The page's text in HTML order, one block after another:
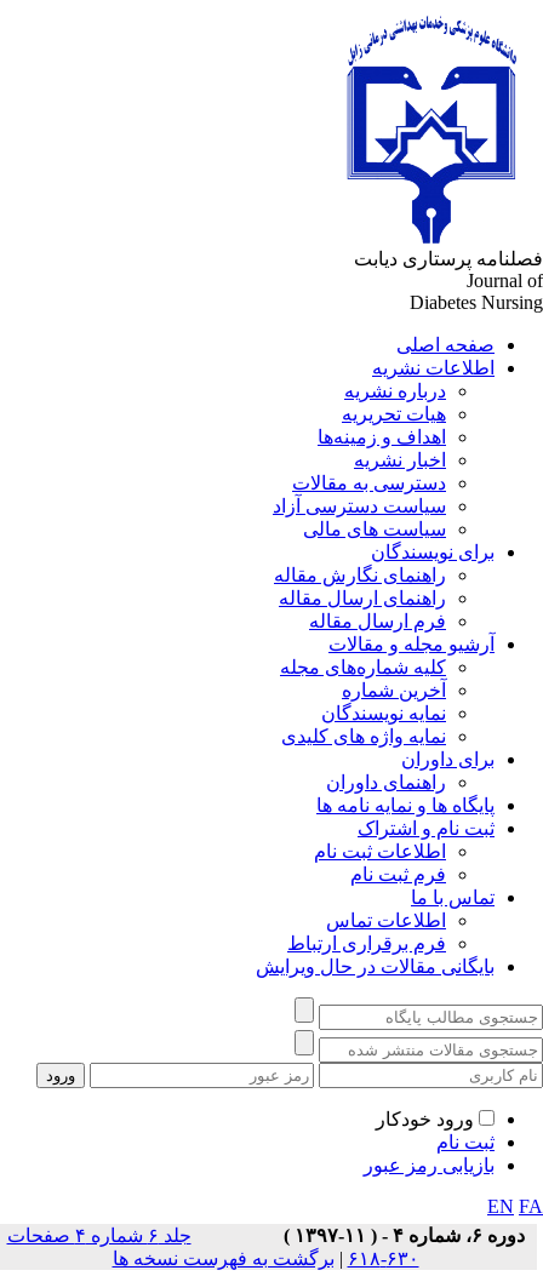
پرستاری دیابت
Journal
Diabetes
صفحه اصلی
اطلاعات نشریه
درباره نشریه
هیات تحریریه
اهداف و زمینه‌ها
اخبار نشریه
دسترسی به مقالات
سیاست دسترسی آزاد
سیاست های مالی
برای نویسندگان
راهنمای نگارش مقاله
راهنمای ارسال مقاله
فرم ارسال مقاله
آرشیو مجله و مقالات
کلیه شماره‌های مجله
آخرین شماره
نمایه نویسندگان
نمایه واژه های کلیدی
برای داوران
راهنمای داوران
پایگاه ها و نمایه نامه ها
ثبت نام و اشتراک
اطلاعات ثبت نام
فرم ثبت نام
تماس با ما
اطلاعات تماس
فرم برقراری ارتباط
بایگانی مقالات در حال ویرایش
ورود خودکار
ثبت نام
بازیابی رمز عبور
EN
دوره ۶، شماره ۴ - ( ۱۱-۱۳۹۷ )
جلد ۶ شماره ۴ صفحات
۶۳۰-۶۱۸
| برگشت به فهرست نسخه ها